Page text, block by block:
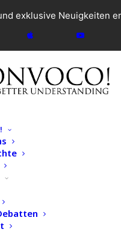
exklusive Neuigkeiten